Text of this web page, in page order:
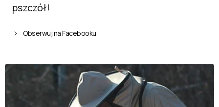
pszczół!
Obserwuj na Facebooku